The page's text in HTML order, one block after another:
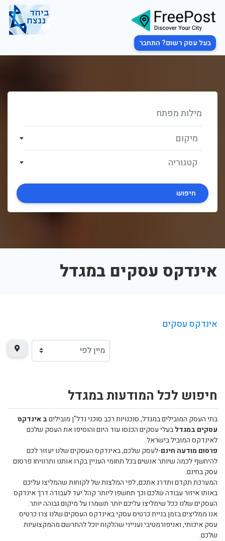
בעל עסק רשום? התחבר
מיקום
קטגוריה
חיפוש
אינדקס עסקים במגדל
אינדקס עסקים
חיפוש לכל המודעות במגדל
בתי העסק המובילים במגדל, סוכנויות רכב סוכני נדל"ן מוביליםב אינדקס
עסקים במגדלבעלי עסקים הכנסו עוד היום והוסיפו את העסק שלכם
לאינדקס המוביל בישראל.
פרסום מודעה חינם-לעסק שלכם, באינדקס העסקים שלנו יעזור לכם
להיחשף לכמה שיותר אנשים בכל תחומי העניין בקרו אותנו ותרוויחו פרסום
עסק בחינם.
המערכת תקדם ותדרג אתכם, לפי המלצות של לקוחות שהמליצו עליכם
באותו איזור עבודה שלכם וכך תחשפו ליותר קהל יעד לעבודה דרך אינדקס
העסקים שלנו ככל שימליצו עליכם יותר תשמרו על מיקום גבוהה יותר.
אנו ממליצים בזמן בניית כרטיס עסקי באינדקס העסקים שלנו צרו כרטיס
עסק איכותי, ואניפורמטיבי וענייני שהלקוח יוכל להתרשם מהמקצועיות
שלכם.